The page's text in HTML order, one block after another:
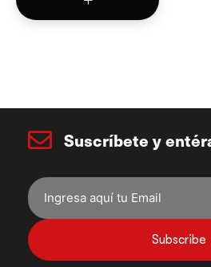
Suscríbete y
Subscribe